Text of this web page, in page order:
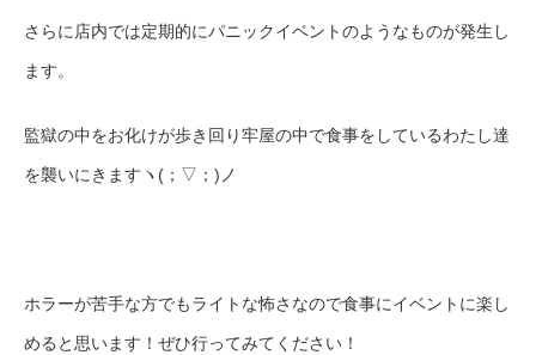
さらに店内では定期的にパニックイベントのようなものが発生し
ます。
監獄の中をお化けが歩き回り牢屋の中で食事をしているわたし達
を襲いにきますヽ(；▽；)ノ
ホラーが苦手な方でもライトな怖さなので食事にイベントに楽し
めると思います！ぜひ行ってみてください！